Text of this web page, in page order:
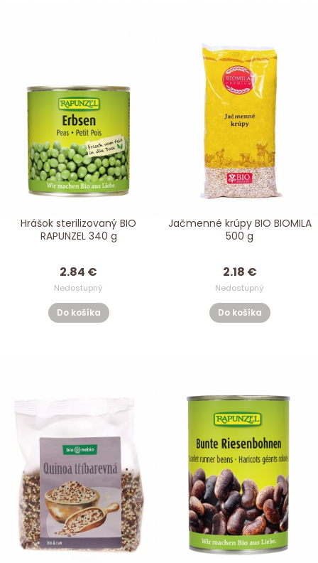
Hrášok sterilizovaný BIO
RAPUNZEL 340 g
2.84 €
Nedostupný
Do košíka
Jačmenné krúpy BIO BIOMILA
500 g
2.18 €
Nedostupný
Do košíka